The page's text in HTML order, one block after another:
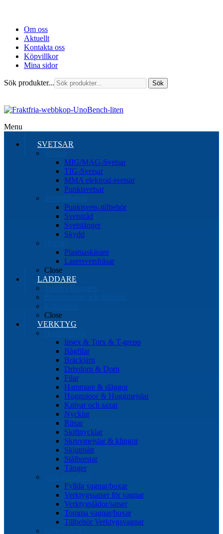
Om oss
Aktuellt
Kontakta oss
Köpvillkor
Mina sidor
Sök produkter... Sök
Menu
SVETSAR
MIG/MAG-Svetsar
TIG-Svetsar
MMA elektrod-svetsar
Punktsvetsar
Punktsvets-tillbehör
Svetstråd
Svetstänger
Skydd
Plasmaskärare
Lasersvetsfräsar
Close
LADDARE
Close
VERKTYG
Insex & Torx & T-grepp
Bågfilar
Bräckjärn
Drivdorn & Dorn
Filar
Hammare & släggor
Huggpipor & Huggmejslar
Knivar och saxar
Nycklar
Ritsar
Skiftnycklar
Skruvmejslar & klingor
Skjutmått
Stålborstar
Tänger
Fyllda vagnar/boxar
Verktygssatser för vagnar
Verktygslådor/satser
Tomma vagnar/boxar
Tillbehör Verktygsvagnar